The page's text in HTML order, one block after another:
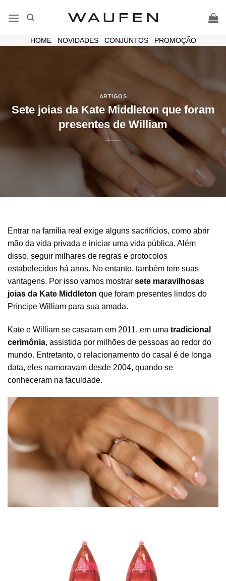
HOME| NOVIDADES| CONJUNTOS| PROMOÇÃO
ARTIGOS
Sete joias da Kate Middleton que foram
presentes de William
Entrar na família real exige alguns sacrifícios, como abrir
mão da vida privada e iniciar uma vida pública. Além
disso, seguir milhares de regras e protocolos
estabelecidos há anos. No entanto, também tem suas
vantagens. Por isso vamos mostrar sete maravilhosas
joias da Kate Middleton que foram presentes lindos do
Príncipe William para sua amada.
Kate e William se casaram em 2011, em uma tradicional
cerimônia, assistida por milhões de pessoas ao redor do
mundo. Entretanto, o relacionamento do casal é de longa
data, eles namoravam desde 2004, quando se
conheceram na faculdade.